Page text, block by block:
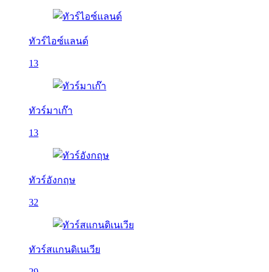
ทัวร์ไอซ์แลนด์
13
ทัวร์มาเก๊า
13
ทัวร์อังกฤษ
32
ทัวร์สแกนดิเนเวีย